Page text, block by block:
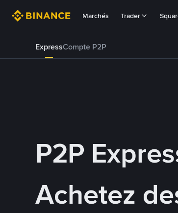
Marchés Trader
ExpressCompte P2P
P2P
Achetez